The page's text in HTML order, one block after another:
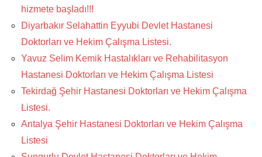
hizmete başladı!!!
Diyarbakır Selahattin Eyyubi Devlet Hastanesi
Doktorları ve Hekim Çalışma Listesi.
Yavuz Selim Kemik Hastalıkları ve Rehabilitasyon
Hastanesi Doktorları ve Hekim Çalışma Listesi
Tekirdağ Şehir Hastanesi Doktorları ve Hekim Çalışma
Listesi.
Antalya Şehir Hastanesi Doktorları ve Hekim Çalışma
Listesi